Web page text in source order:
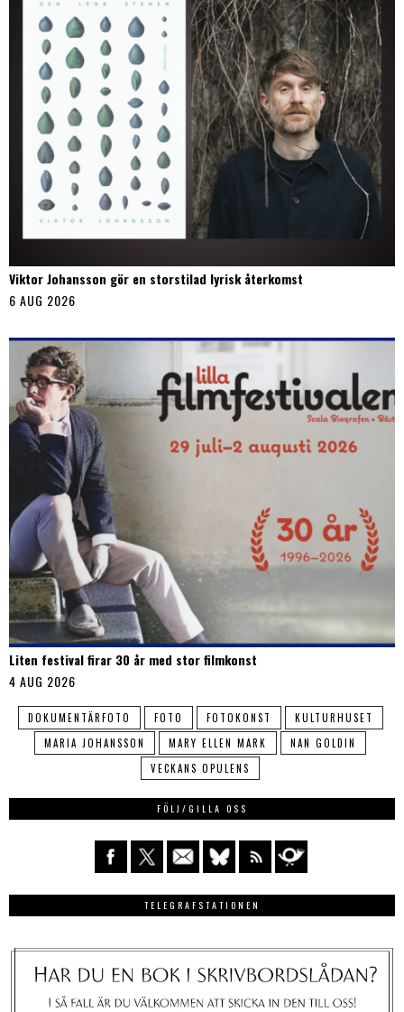
Viktor Johansson gör en storstilad lyrisk återkomst
6 AUG 2026
Liten festival firar 30 år med stor filmkonst
4 AUG 2026
DOKUMENTÄRFOTO FOTO FOTOKONST
KULTURHUSET
MARIA JOHANSSON
MARY ELLEN MARK
NAN GOLDIN
VECKANS OPULENS
FÖLJ/GILLA OSS
TELEGRAFSTATIONEN